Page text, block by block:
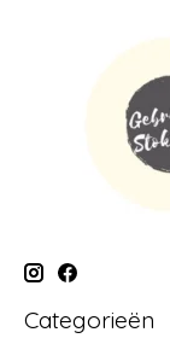
Categorieën